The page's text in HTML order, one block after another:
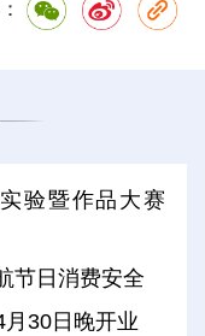
验暨作品大赛
节日消费安全
30日晚开业